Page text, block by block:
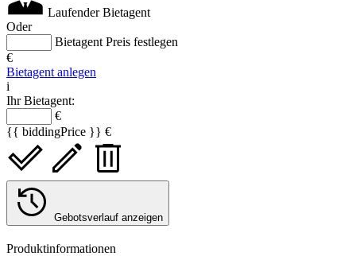
Laufender Bietagent
Oder
Bietagent Preis festlegen
€
Bietagent anlegen
i
Ihr Bietagent:
€
{{ biddingPrice }} €
Gebotsverlauf anzeigen
Produktinformationen